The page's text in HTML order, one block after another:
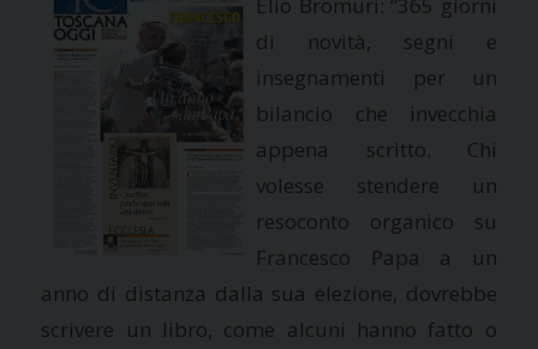
di novità, segni e
insegnamenti per un
bilancio che invecchia
appena scritto. Chi
volesse stendere un
resoconto organico su
Francesco Papa a un
anno di distanza dalla sua elezione, dovrebbe
scrivere un libro, come alcuni hanno fatto o